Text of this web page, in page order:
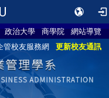
政治大學 商學院
網站導覽
管校友服務網
更新校友通訊